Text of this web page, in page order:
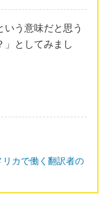
いう意味だと思う
」としてみまし
リカで働く翻訳者の